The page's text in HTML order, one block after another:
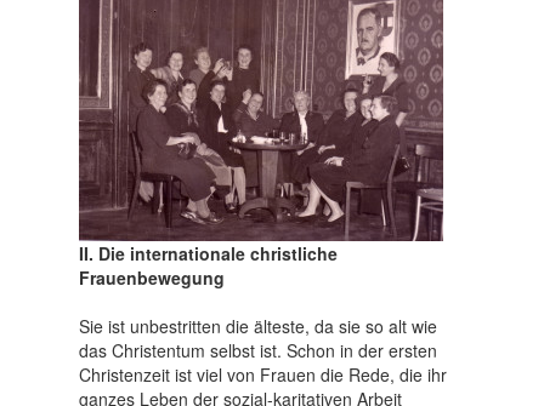
II. Die internationale christliche
Frauenbewegung
Sie ist unbestritten die älteste, da sie so alt wie
das Christentum selbst ist. Schon in der ersten
Christenzeit ist viel von Frauen die Rede, die ihr
ganzes Leben der sozial-karitativen Arbeit